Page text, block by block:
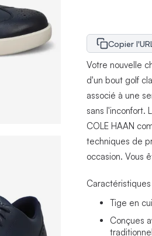
Copier
Votre nouvelle
d'un bout golf
associé à une
sans l'inconfort.
COLE HAAN
techniques de
occasion. Vous
Tige en
Conçues